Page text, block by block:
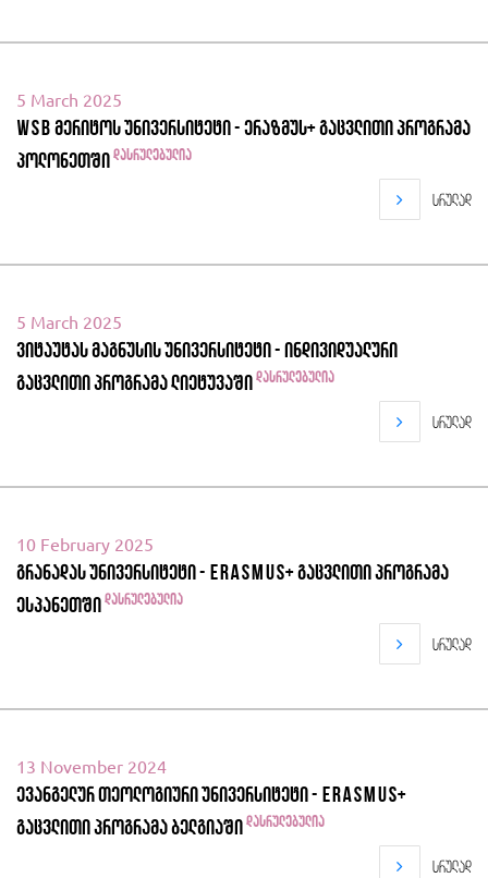
5 March 2025
WSB მერიტოს უნივერსიტეტი - ერაზმუს+ გაცვლითი პროგრამა
პოლონეთში დასრულებულია
სრულად
5 March 2025
ვიტაუტას მაგნუსის უნივერსიტეტი - ინდივიდუალური
გაცვლითი პროგრამა ლიეტუვაში დასრულებულია
სრულად
10 February 2025
გრანადას უნივერსიტეტი - Erasmus+ გაცვლითი პროგრამა
ესპანეთში დასრულებულია
სრულად
13 November 2024
ევანგელურ თეოლოგიური უნივერსიტეტი - Erasmus+
გაცვლითი პროგრამა ბელგიაში დასრულებულია
სრულად